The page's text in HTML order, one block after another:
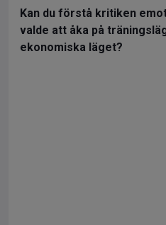
Kan du förstå kritiken
valde att åka på
ekonomiska läget?